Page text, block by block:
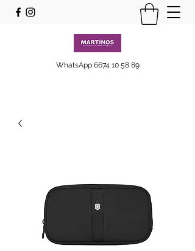
WhatsApp 6674 10 58 89